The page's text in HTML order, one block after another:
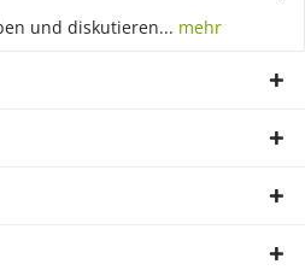
und diskutieren... mehr